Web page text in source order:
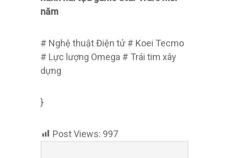
năm
# Nghệ thuật Điện tử # Koei Tecmo
# Lực lượng Omega # Trái tim xây
dựng
}
Post Views: 997